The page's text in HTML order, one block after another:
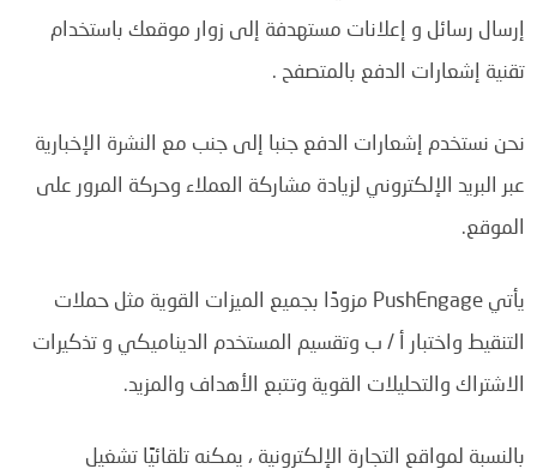
إرسال رسائل و إعلانات مستهدفة إلى زوار موقعك باستخدام
تقنية إشعارات الدفع بالمتصفح .
نحن نستخدم إشعارات الدفع جنبا إلى جنب مع النشرة الإخبارية
عبر البريد الإلكتروني لزيادة مشاركة العملاء وحركة المرور على
الموقع.
يأتي PushEngage مزودًا بجميع الميزات القوية مثل حملات
التنقيط واختبار أ / ب وتقسيم المستخدم الديناميكي و تذكيرات
الاشتراك والتحليلات القوية وتتبع الأهداف والمزيد.
بالنسبة لمواقع التجارة الإلكترونية ، يمكنه تلقائيًا تشغيل